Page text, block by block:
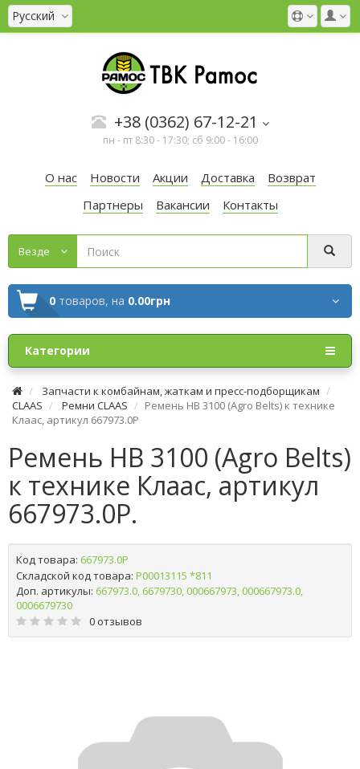
Русский
+38 (0362) 67-12-21
пн - пт 8:30 - 17:30; сб 9:00 - 16:00
О нас Новости Акции Доставка
Возврат
Партнеры
Вакансии Контакты
Везде
0 товаров, на 0.00грн
Категории
Запчасти к комбайнам, жаткам и пресс-подборщикам
CLAAS
Ремни CLAAS
Ремень HB 3100 (Agro Belts) к технике
Клаас, артикул 667973.0P
Ремень HB 3100 (Agro Belts)
к технике Клаас, артикул
667973.0P.
Код товара: 667973.0P
Складской код товара: Р00013115 *811
Доп. артикулы: 667973.0, 6679730, 000667973, 000667973.0,
0006679730
0 отзывов